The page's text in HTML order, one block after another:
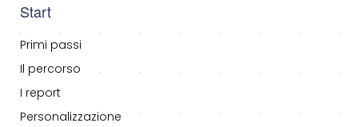
Start
Primi passi
Il percorso
I report
Personalizzazione